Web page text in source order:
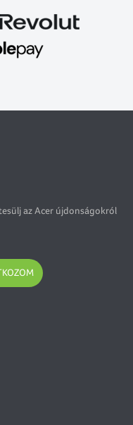
az Acer újdonságokról